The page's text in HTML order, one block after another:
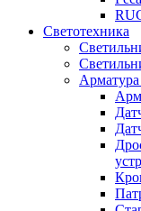
Светотехника